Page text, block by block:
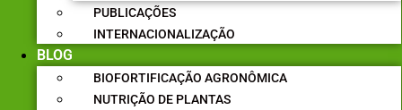
PUBLICAÇÕES
INTERNACIONALIZAÇÃO
BLOG
BIOFORTIFICAÇÃO AGRONÔMICA
NUTRIÇÃO DE PLANTAS